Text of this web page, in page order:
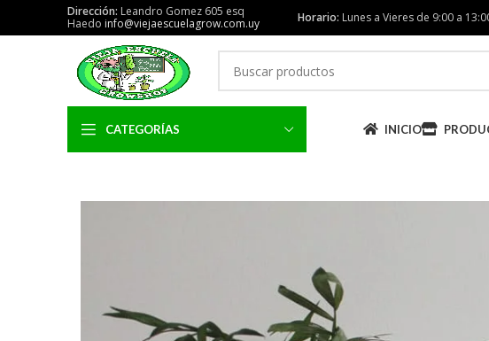
Dirección: Leandro Gomez 605 esq
Haedo info@viejaescuelagrow.com.uy Horario: Lunes a Vieres de 9:00 a
CATEGORÍAS INICIO